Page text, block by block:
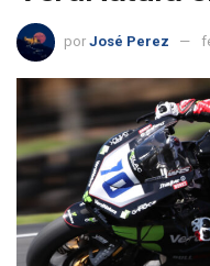
por José Perez